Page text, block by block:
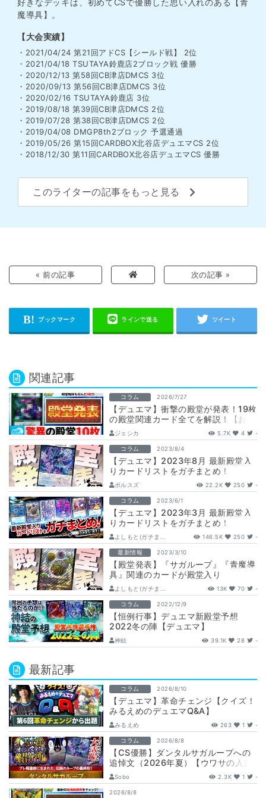
好きなデッキは、初めてCSで優勝した思い入れのある【青
魔導具】。
【大会実績】
・2021/04/24 第21回アドCS【シールド戦】 2位
・2021/04/18 TSUTAYA鈴鹿店2ブロック戦 優勝
・2020/12/13 第58回CB津店DMCS 3位
・2020/09/13 第56回CB津店DMCS 3位
・2020/02/16 TSUTAYA鈴鹿店 3位
・2019/08/18 第39回CB津店DMCS 2位
・2019/07/28 第38回CB津店DMCS 2位
・2019/04/08 DMGP8th2ブロック 予選通過
・2019/05/26 第15回CARDBOX北谷店デュエマCS 2位
・2018/12/30 第11回CARDBOX北谷店デュエマCS 優勝
このライターの記事をもっと見る
« 前の記事 次の記事 »
関連記事
コラム 2026/7/27
【デュエマ】衝撃の殿堂が発表！19枚
の殿堂関連カード全てを解説！【お目
覚めメイ様/ダーバンデ/レヴィヤ/ゾン
ビ…
ジェシカ 5.7K 4 -
コラム 2023/8/4
【デュエマ】2023年8月 最新殿堂入
りカードリストをガチまとめ！
ボルスズ 22.2K 250 -
コラム 2023/6/1
【デュエマ】2023年3月 最新殿堂入
りカードリストをガチまとめ！
よしもと(ガチま... 146.5K 250 -
最新情報 2023/3/10
【殿堂発表】『サガループ』『青魔導
具』関連のカードが殿堂入り
よしもと(ガチま... 13K 70 -
コラム 2022/12/9
【恒例行事】デュエマ新殿堂予想
2022冬の陣【デュエマ】
神結 39.1K 28 -
最新記事
コラム 2026/8/10
【デュエマ】革命チェンジ【クイズ！
みるえめのデュエマQ&A】
みるえめ 263 1 -
コラム 2026/8/8
【CS優勝】ダンタルサガループへの
追悼文（2026年夏）【ウワサの入賞
オリジナルデッキ紹介所 – …
Sobo 2.3K 1 -
2026/8/8